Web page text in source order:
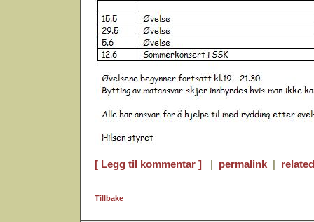
[ Legg til kommentar ] | permalink |
Tillbake